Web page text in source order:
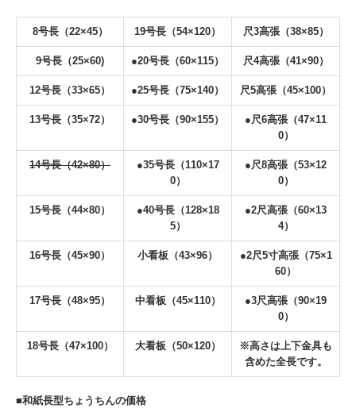
8号長（22×45） 19号長（54×120） 尺3高張（38×85）
9号長（25×60) ●20号長（60×115） 尺4高張（41×90）
12号長（33×65） ●25号長（75×140） 尺5高張（45×100）
13号長（35×72） ●30号長（90×155） ●尺6高張（47×11
0）
14号長（42×80） ●35号長（110×17
0）
●尺8高張（53×12
0）
15号長（44×80） ●40号長（128×18
5）
●2尺高張（60×13
4）
16号長（45×90） 小看板（43×96） ●2尺5寸高張（75×1
60）
17号長（48×95） 中看板（45×110） ●3尺高張（90×19
0）
18号長（47×100） 大看板（50×120）
※高さは上下金具も
含めた全長です。
■和紙長型ちょうちんの価格